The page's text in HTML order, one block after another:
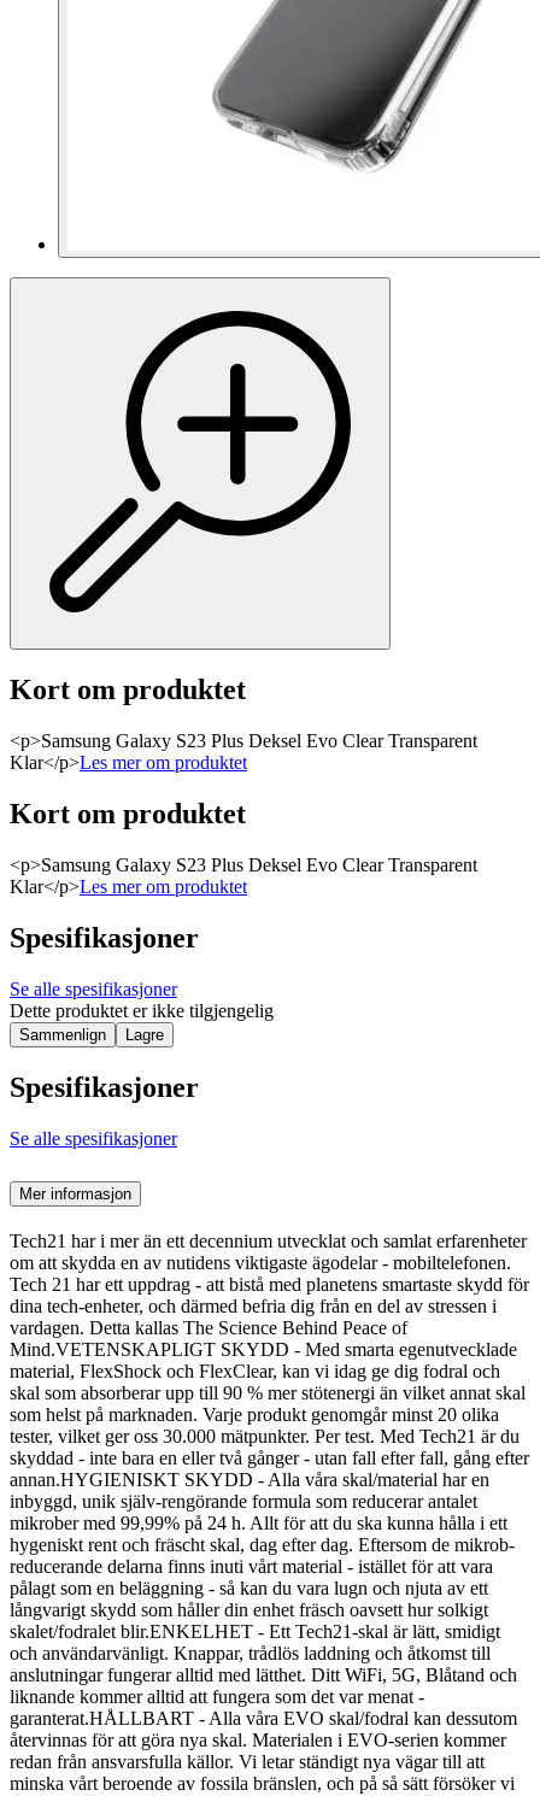
Kort om produktet
<p>Samsung Galaxy S23 Plus Deksel Evo Clear Transparent
Klar</p>Les mer om produktet
Kort om produktet
<p>Samsung Galaxy S23 Plus Deksel Evo Clear Transparent
Klar</p>Les mer om produktet
Spesifikasjoner
Se alle spesifikasjoner
Dette produktet er ikke tilgjengelig
Sammenlign Lagre
Spesifikasjoner
Se alle spesifikasjoner
Mer informasjon
Tech21 har i mer än ett decennium utvecklat och samlat erfarenheter
om att skydda en av nutidens viktigaste ägodelar - mobiltelefonen.
Tech 21 har ett uppdrag - att bistå med planetens smartaste skydd för
dina tech-enheter, och därmed befria dig från en del av stressen i
vardagen. Detta kallas The Science Behind Peace of
Mind.VETENSKAPLIGT SKYDD - Med smarta egenutvecklade
material, FlexShock och FlexClear, kan vi idag ge dig fodral och
skal som absorberar upp till 90 % mer stötenergi än vilket annat skal
som helst på marknaden. Varje produkt genomgår minst 20 olika
tester, vilket ger oss 30.000 mätpunkter. Per test. Med Tech21 är du
skyddad - inte bara en eller två gånger - utan fall efter fall, gång efter
annan.HYGIENISKT SKYDD - Alla våra skal/material har en
inbyggd, unik själv-rengörande formula som reducerar antalet
mikrober med 99,99% på 24 h. Allt för att du ska kunna hålla i ett
hygeniskt rent och fräscht skal, dag efter dag. Eftersom de mikrob-
reducerande delarna finns inuti vårt material - istället för att vara
pålagt som en beläggning - så kan du vara lugn och njuta av ett
långvarigt skydd som håller din enhet fräsch oavsett hur solkigt
skalet/fodralet blir.ENKELHET - Ett Tech21-skal är lätt, smidigt
och användarvänligt. Knappar, trådlös laddning och åtkomst till
anslutningar fungerar alltid med lätthet. Ditt WiFi, 5G, Blåtand och
liknande kommer alltid att fungera som det var menat -
garanterat.HÅLLBART - Alla våra EVO skal/fodral kan dessutom
återvinnas för att göra nya skal. Materialen i EVO-serien kommer
redan från ansvarsfulla källor. Vi letar ständigt nya vägar till att
minska vårt beroende av fossila bränslen, och på så sätt försöker vi